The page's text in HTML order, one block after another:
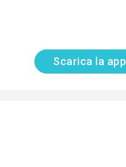
Scarica la app